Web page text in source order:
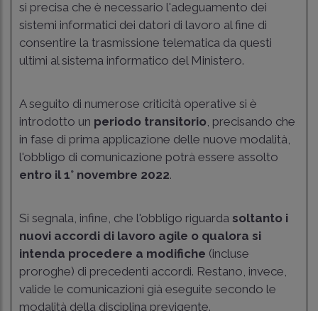
si precisa che è necessario l'adeguamento dei
sistemi informatici dei datori di lavoro al fine di
consentire la trasmissione telematica da questi
ultimi al sistema informatico del Ministero.
A seguito di numerose criticità operative si è
introdotto un periodo transitorio , precisando che
in fase di prima applicazione delle nuove modalità,
l'obbligo di comunicazione potrà essere assolto
entro il 1° novembre 2022.
Si segnala, infine, che l'obbligo riguarda soltanto i
nuovi accordi di lavoro agile o qualora si
intenda procedere a modifiche (incluse
proroghe) di precedenti accordi. Restano, invece,
valide le comunicazioni già eseguite secondo le
modalità della disciplina previgente.